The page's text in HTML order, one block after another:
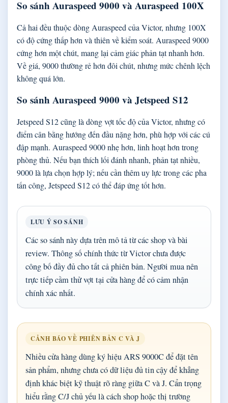
So sánh Auraspeed 9000 và Auraspeed 100X
Cả hai đều thuộc dòng Auraspeed của Victor, nhưng 100X
có độ cứng thấp hơn và thiên về kiểm soát. Auraspeed 9000
cứng hơn một chút, mang lại cảm giác phản tạt nhanh hơn.
Về giá, 9000 thường rẻ hơn đôi chút, nhưng mức chênh lệch
không quá lớn.
So sánh Auraspeed 9000 và Jetspeed S12
Jetspeed S12 cũng là dòng vợt tốc độ của Victor, nhưng có
điểm cân bằng hướng đến đầu nặng hơn, phù hợp với các cú
đập mạnh. Auraspeed 9000 nhẹ hơn, linh hoạt hơn trong
phòng thủ. Nếu bạn thích lối đánh nhanh, phản tạt nhiều,
9000 là lựa chọn hợp lý; nếu cần thêm uy lực trong các pha
tấn công, Jetspeed S12 có thể đáp ứng tốt hơn.
LƯU Ý SO SÁNH
Các so sánh này dựa trên mô tả từ các shop và bài
review. Thông số chính thức từ Victor chưa được
công bố đầy đủ cho tất cả phiên bản. Người mua nên
trực tiếp cầm thử vợt tại cửa hàng để có cảm nhận
chính xác nhất.
CẢNH BÁO VỀ PHIÊN BẢN C VÀ J
Nhiều cửa hàng dùng ký hiệu ARS 9000C để đặt tên
sản phẩm, nhưng chưa có dữ liệu đủ tin cậy để khẳng
định khác biệt kỹ thuật rõ ràng giữa C và J. Cẩn trọng
hiểu rằng C/J chủ yếu là cách shop hoặc thị trường